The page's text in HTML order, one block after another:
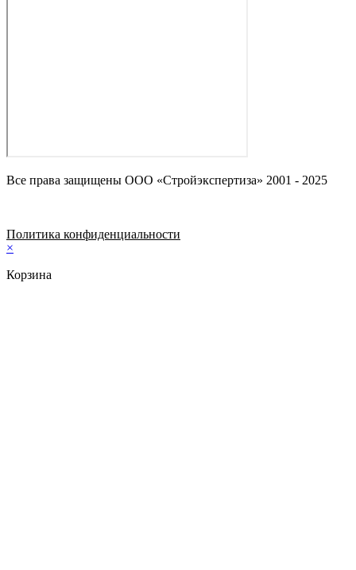
Все права защищены ООО «Стройэкспертиза» 2001 - 2025
Политика конфиденциальности
×
Корзина